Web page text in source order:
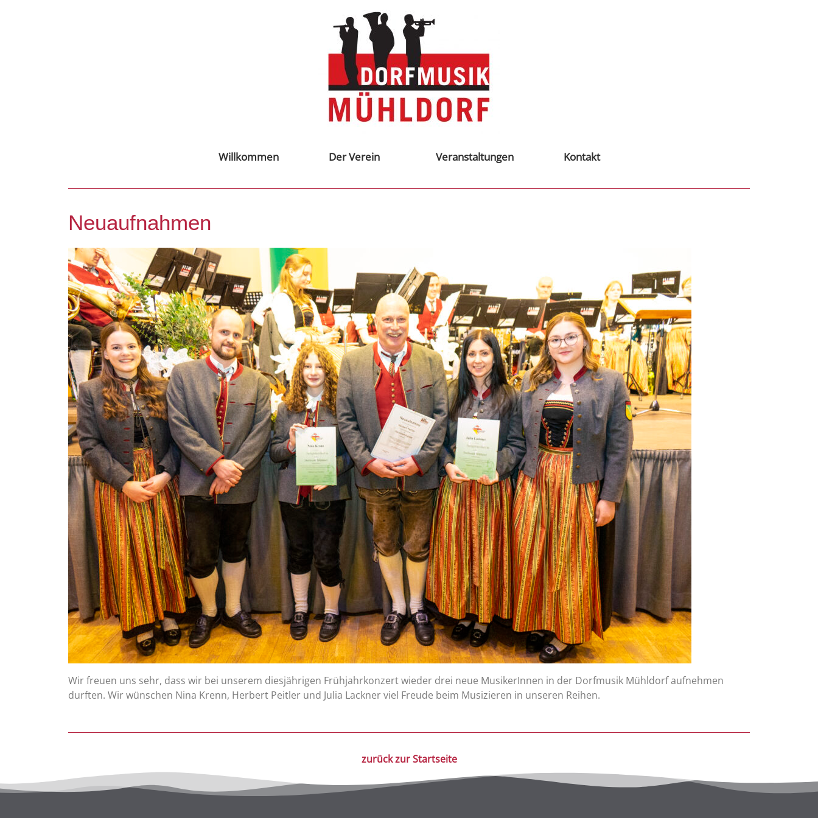
Willkommen Der Verein Veranstaltungen Kontakt
Neuaufnahmen
Wir freuen uns sehr, dass wir bei unserem diesjährigen Frühjahrkonzert wieder drei neue MusikerInnen in der Dorfmusik Mühldorf aufnehmen
durften. Wir wünschen Nina Krenn, Herbert Peitler und Julia Lackner viel Freude beim Musizieren in unseren Reihen.
zurück zur Startseite